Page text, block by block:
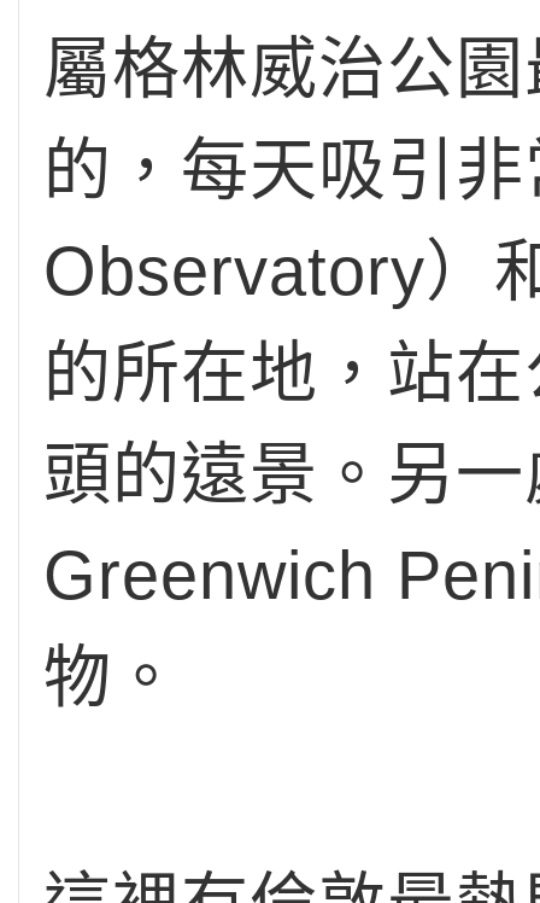
屬格林威治公
的，每天吸引
Observatory）
的所在地，站
頭的遠景。另
Greenwich
物。